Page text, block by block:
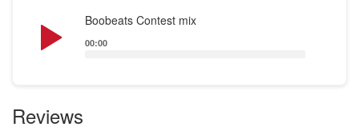
Boobeats Contest mix
Player
00:00
Reviews